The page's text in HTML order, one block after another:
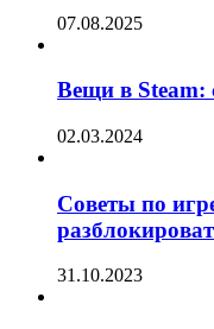
07.08.2025
Вещи в Steam:
02.03.2024
Советы по
31.10.2023